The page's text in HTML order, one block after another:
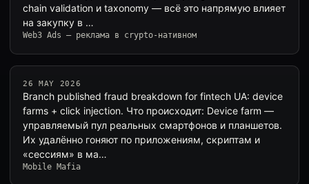
chain validation и taxonomy — всё это напрямую влияет
на закупку в …
Web3 Ads — реклама в crypto-нативном
26 MAY 2026
Branch published fraud breakdown for fintech UA: device
farms + click injection. Что происходит: Device farm —
управляемый пул реальных смартфонов и планшетов.
Их удалённо гоняют по приложениям, скриптам и
«сессиям» в ма…
Mobile Mafia